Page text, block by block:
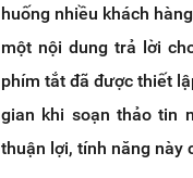
huống nhiều khách
một nội dung trả lời
phím tắt đã được thiết
gian khi soạn thảo tin
thuận lợi, tính năng này